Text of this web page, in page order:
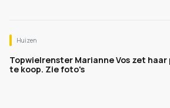
Huizen
Topwielrenster Marianne Vos zet
te koop. Zie foto's